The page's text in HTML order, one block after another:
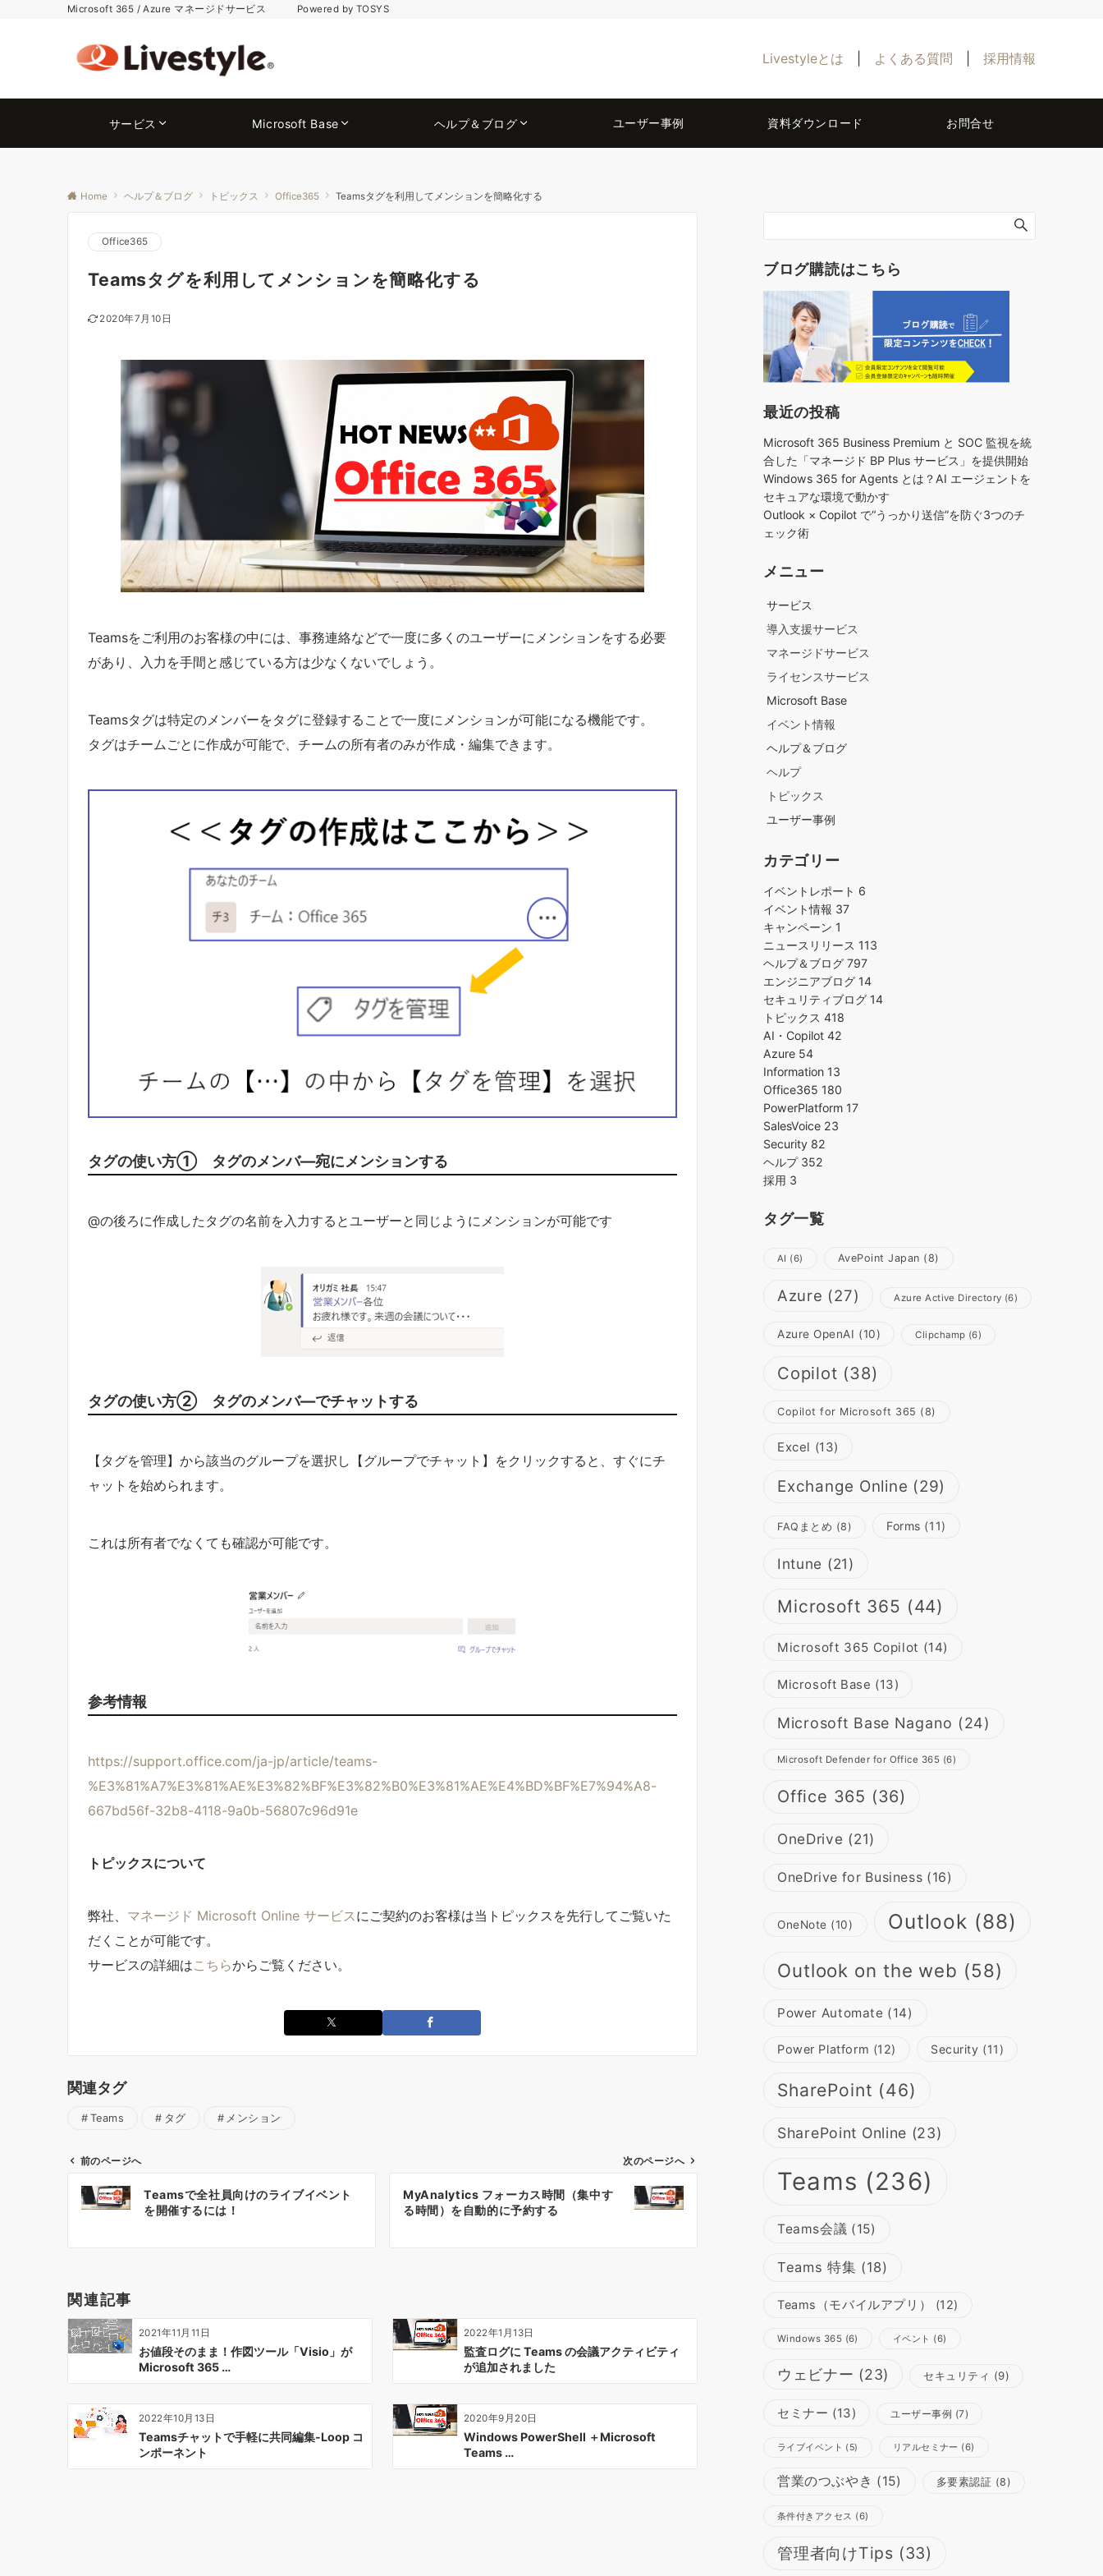
Microsoft 365 / Azure マネージドサービス Powered by TOSYS
Livestyleとは よくある質問 採用情報
サービス Microsoft Base ヘルプ＆ブログ ユーザー事例 資料ダウンロード お問合せ
Home ヘルプ＆ブログ トピックス Office365 Teamsタグを利用してメンションを簡略化する
Office365
Teamsタグを利用してメンションを簡略化する
2020年7月10日
Teamsをご利用のお客様の中には、事務連絡などで一度に多くのユーザーにメンションをする必要
があり、入力を手間と感じている方は少なくないでしょう。
Teamsタグは特定のメンバーをタグに登録することで一度にメンションが可能になる機能です。
タグはチームごとに作成が可能で、チームの所有者のみが作成・編集できます。
タグの使い方① タグのメンバ―宛にメンションする
@の後ろに作成したタグの名前を入力するとユーザーと同じようにメンションが可能です
タグの使い方② タグのメンバ―でチャットする
【タグを管理】から該当のグループを選択し【グループでチャット】をクリックすると、すぐにチ
ャットを始められます。
これは所有者でなくても確認が可能です。
参考情報
https://support.office.com/ja-jp/article/teams-
%E3%81%A7%E3%81%AE%E3%82%BF%E3%82%B0%E3%81%AE%E4%BD%BF%E7%94%A8-
667bd56f-32b8-4118-9a0b-56807c96d91e
トピックスについて
弊社、 マネージド Microsoft Online サービス にご契約のお客様は当トピックスを先行してご覧いた
だくことが可能です。
サービスの詳細はこちらからご覧ください。
関連タグ
Teams タグ メンション
シ
ョ
ン
前のページへ
Teamsで全社員向けのライブイベント
を開催するには！
次のページへ
MyAnalytics フォーカス時間（集中す
る時間）を自動的に予約する
関連記事
2021年11月11日
お値段そのまま！作図ツール「Visio」が
Microsoft 365 …
2022年1月13日
監査ログに Teams の会議アクティビティ
が追加されました
2022年10月13日
Teamsチャットで手軽に共同編集-Loop コ
ンポーネント
2020年9月20日
Windows PowerShell ＋Microsoft
Teams …
ブログ購読はこちら
最近の投稿
Microsoft 365 Business Premium と SOC 監視を統
合した「マネージド BP Plus サービス」を提供開始
Windows 365 for Agents とは？AI エージェントを
セキュアな環境で動かす
Outlook × Copilot で“うっかり送信”を防ぐ3つのチ
ェック術​
メニュー
サービス
導入支援サービス
マネージドサービス
ライセンスサービス
Microsoft Base
イベント情報
ヘルプ＆ブログ
ヘルプ
トピックス
ユーザー事例
カテゴリー
イベントレポート 6
イベント情報 37
キャンペーン 1
ニュースリリース 113
ヘルプ＆ブログ 797
エンジニアブログ 14
セキュリティブログ 14
トピックス 418
AI・Copilot 42
Azure 54
Information 13
Office365 180
PowerPlatform 17
SalesVoice 23
Security 82
ヘルプ 352
採用 3
タグ一覧
AI (6) AvePoint Japan (8)
Azure (27) Azure Active Directory (6)
Azure OpenAI (10) Clipchamp (6)
Copilot (38)
Copilot for Microsoft 365 (8)
Excel (13)
Exchange Online (29)
FAQまとめ (8) Forms (11)
Intune (21)
Microsoft 365 (44)
Microsoft 365 Copilot (14)
Microsoft Base (13)
Microsoft Base Nagano (24)
Microsoft Defender for Office 365 (6)
Office 365 (36)
OneDrive (21)
OneDrive for Business (16)
OneNote (10) Outlook (88)
Outlook on the web (58)
Power Automate (14)
Power Platform (12) Security (11)
SharePoint (46)
SharePoint Online (23)
Teams (236)
Teams会議 (15)
Teams 特集 (18)
Teams（モバイルアプリ） (12)
Windows 365 (6) イベント (6)
ウェビナー (23) セキュリティ (9)
セミナー (13) ユーザー事例 (7)
ライブイベント (5) リアルセミナー (6)
営業のつぶやき (15) 多要素認証 (8)
条件付きアクセス (6)
管理者向けTips (33)